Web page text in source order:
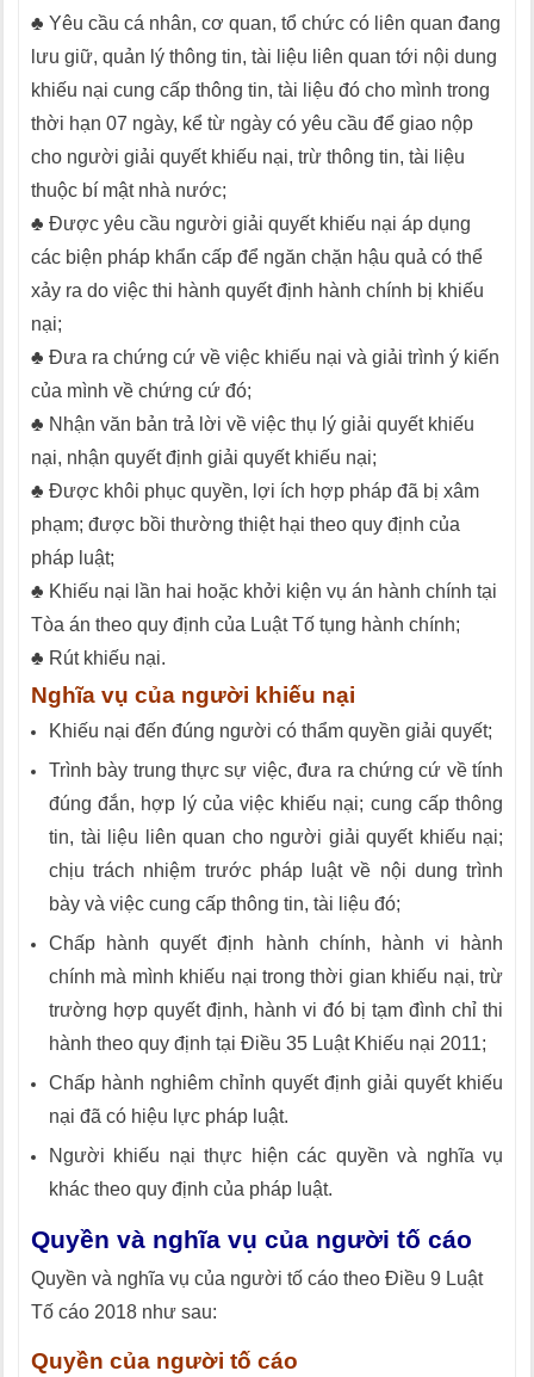
♣ Yêu cầu cá nhân, cơ quan, tổ chức có liên quan đang
lưu giữ, quản lý thông tin, tài liệu liên quan tới nội dung
khiếu nại cung cấp thông tin, tài liệu đó cho mình trong
thời hạn 07 ngày, kể từ ngày có yêu cầu để giao nộp
cho người giải quyết khiếu nại, trừ thông tin, tài liệu
thuộc bí mật nhà nước;
♣ Được yêu cầu người giải quyết khiếu nại áp dụng
các biện pháp khẩn cấp để ngăn chặn hậu quả có thể
xảy ra do việc thi hành quyết định hành chính bị khiếu
nại;
♣ Đưa ra chứng cứ về việc khiếu nại và giải trình ý kiến
của mình về chứng cứ đó;
♣ Nhận văn bản trả lời về việc thụ lý giải quyết khiếu
nại, nhận quyết định giải quyết khiếu nại;
♣ Được khôi phục quyền, lợi ích hợp pháp đã bị xâm
phạm; được bồi thường thiệt hại theo quy định của
pháp luật;
♣ Khiếu nại lần hai hoặc khởi kiện vụ án hành chính tại
Tòa án theo quy định của Luật Tố tụng hành chính;
♣ Rút khiếu nại.
Nghĩa vụ của người khiếu nại
Khiếu nại đến đúng người có thẩm quyền giải quyết;
Trình bày trung thực sự việc, đưa ra chứng cứ về tính
đúng đắn, hợp lý của việc khiếu nại; cung cấp thông
tin, tài liệu liên quan cho người giải quyết khiếu nại;
chịu trách nhiệm trước pháp luật về nội dung trình
bày và việc cung cấp thông tin, tài liệu đó;
Chấp hành quyết định hành chính, hành vi hành
chính mà mình khiếu nại trong thời gian khiếu nại, trừ
trường hợp quyết định, hành vi đó bị tạm đình chỉ thi
hành theo quy định tại Điều 35 Luật Khiếu nại 2011;
Chấp hành nghiêm chỉnh quyết định giải quyết khiếu
nại đã có hiệu lực pháp luật.
Người khiếu nại thực hiện các quyền và nghĩa vụ
khác theo quy định của pháp luật.
Quyền và nghĩa vụ của người tố cáo
Quyền và nghĩa vụ của người tố cáo theo Điều 9 Luật
Tố cáo 2018 như sau:
Quyền của người tố cáo